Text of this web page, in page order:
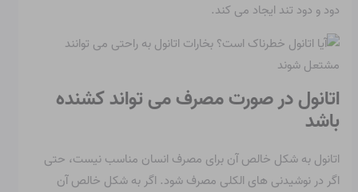
دود و دود تند ایجاد می کند.
اتانول در صورت مصرف می تواند کشنده
باشد
اتانول به شکل خالص آن برای مصرف انسان مناسب نیست، حتی
اگر در نوشیدنی های الکلی مصرف شود. اگر به شکل خالص آن